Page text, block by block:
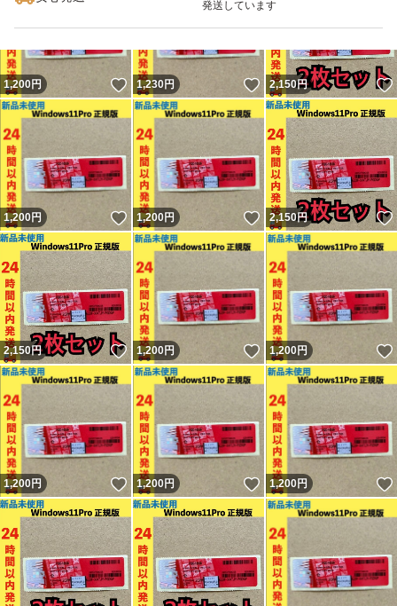
発送しています
1,200円 いいね！
1,230円 いいね！
2,150円
1,200円 いいね！
1,200円 いいね！
2,150円
2,150円 いいね！
1,200円 いいね！
1,200円
1,200円 いいね！
1,200円 いいね！
1,200円